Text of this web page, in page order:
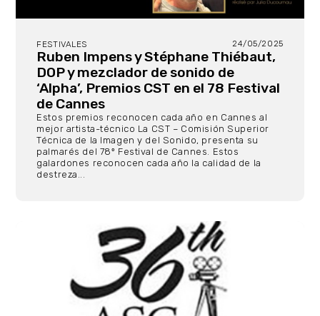
FESTIVALES 24/05/2025
Ruben Impens y Stéphane Thiébaut,
DOP y mezclador de sonido de
‘Alpha’, Premios CST en el 78 Festival
de Cannes
Estos premios reconocen cada año en Cannes al
mejor artista-técnico La CST – Comisión Superior
Técnica de la Imagen y del Sonido, presenta su
palmarés del 78º Festival de Cannes. Estos
galardones reconocen cada año la calidad de la
destreza...